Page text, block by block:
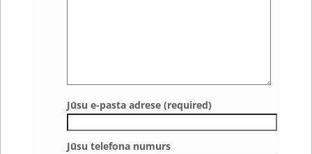
Jūsu e-pasta adrese (required)
Jūsu telefona numurs